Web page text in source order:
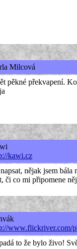
Milcová
pěkné překvapení.
kawi.cz
nějak jsem
či co mi připomene
www.flickriver.com/
to že bylo živo!